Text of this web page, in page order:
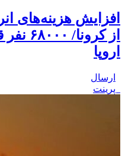
افزایش هزینه‌های
از
اروپا
ارسال
پرینت